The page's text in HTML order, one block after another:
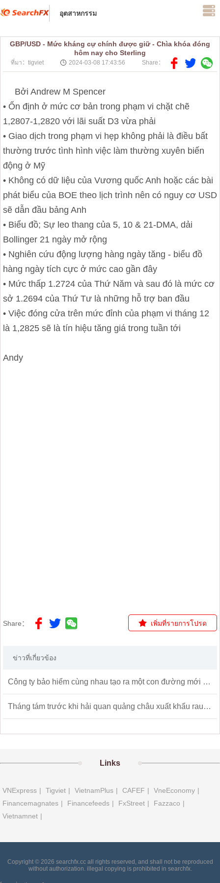
อุตสาหกรรม
GBP/USD - Mức kháng cự chính được giữ - Chìa khóa đóng
hôm nay cho Sterling
ที่มา：tigviet 2024-03-08 17:43:56 Share：
Bởi Andrew M Spencer
• Ổn định ở mức cơ bản trong phạm vi chặt chẽ
1,2807-1,2820 với lãi suất D3 vừa phải
• Giao dịch trong phạm vi hẹp không phải là điều bất
thường trước tình hình việc làm thường xuyên biến
động ở Mỹ
• Không có dữ liệu của Vương quốc Anh hoặc các bài
phát biểu của BOE theo lịch trình nên có nguy cơ USD
sẽ dẫn đầu bảng Anh
• Biểu đồ; Sự leo thang của 5, 10 & 21-DMA, dải
Bollinger 21 ngày mở rộng
• Nghiên cứu động lượng hàng ngày tăng - biểu đồ
hàng ngày tích cực ở mức cao gần đây
• Mức thấp 1.2724 của Thứ Năm và sau đó là mức cơ
sở 1.2694 của Thứ Tư là những hỗ trợ ban đầu
• Việc đóng cửa trên mức đỉnh của phạm vi tháng 12
là 1,2825 sẽ là tín hiệu tăng giá trong tuần tới
Andy
Share： เพิ่มที่รายการโปรด
ข่าวที่เกี่ยวข้อง
Công ty bảo hiểm cùng nhau tạo ra một con đường mới để phát triển chất lượng cao
Tháng tám trước khi hải quan quảng châu xuất khẩu rau chế biến trị giá hơn 1.3 tỷ nhân dân tệ
Links
VNExpress | Tigviet | VietnamPlus | CAFEF | VneEconomy |
Financemagnates | Financefeeds | FxStreet | Fazzaco |
Vietnamnet |
Copyright © 2026 searchfx.cc all rights reserved, and shall not be reproduced
without authorization. illegal copying is prohibited in searchfx.